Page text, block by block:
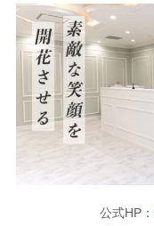
公式HP：